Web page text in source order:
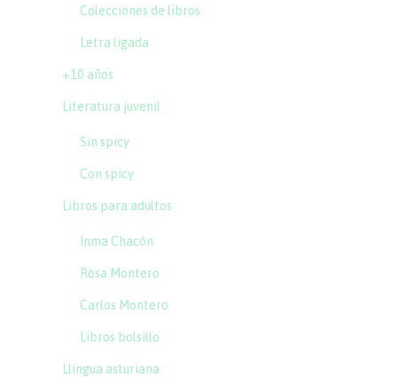
Colecciones de libros
Letra ligada
+10 años
Literatura juvenil
Sin spicy
Con spicy
Libros para adultos
Inma Chacón
Rosa Montero
Carlos Montero
Libros bolsillo
Llingua asturiana